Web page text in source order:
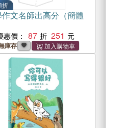
折
文名師出高分（簡體
惠價： 87 251
庫存